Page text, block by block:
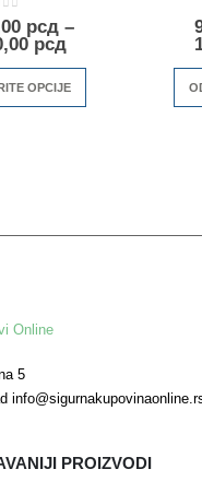
of 5рсд–
рсд
OPCIJE
Online
5
PROIZVODI